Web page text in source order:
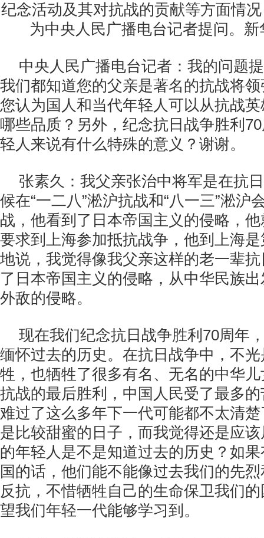
纪念活动及其对抗战的贡献等方面情
为中央人民广播电台记者提问。
中央人民广播电台记者：我的问题
我们都知道您的父亲是著名的抗战将
您认为国人和当代年轻人可以从抗战
哪些品质？另外，纪念抗日战争胜利
轻人来说有什么特殊的意义？谢谢。
张素久：我父亲张治中将军是在抗
候在“一二八”淞沪抗战和“八一三”淞沪
战，他看到了日本帝国主义的侵略，
要求到上海参加抵抗战争，他到上海
地说，我觉得像我父亲这样的老一辈
了日本帝国主义的侵略，从中华民族
外敌的侵略。
现在我们纪念抗日战争胜利70周年
缅怀过去的历史。在抗日战争中，不
牲，也牺牲了很多有名、无名的中华
抗战的最后胜利，中国人民受了最多
难过了这么多年下一代可能都不太清
是比较甜蜜的日子，而我觉得还是应
的年轻人是不是知道过去的历史？如
国的话，他们能不能像过去我们的先
反抗，不惜牺牲自己的生命保卫我们
望我们年轻一代能够学习到。